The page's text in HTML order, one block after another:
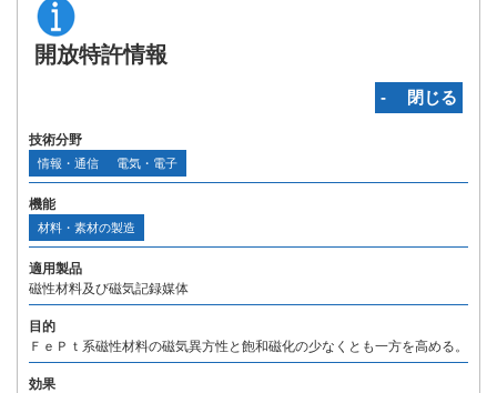
開放特許情報
‐ 閉じる
技術分野
情報・通信 電気・電子
機能
材料・素材の製造
適用製品
磁性材料及び磁気記録媒体
目的
ＦｅＰｔ系磁性材料の磁気異方性と飽和磁化の少なくとも一方を高める。
効果